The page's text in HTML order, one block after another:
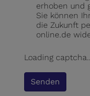
erhoben und
Sie können
die Zukunft
online.de
Loading
Senden